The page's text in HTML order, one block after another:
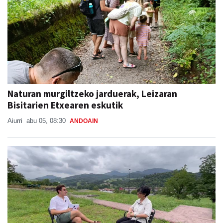
Naturan murgiltzeko jarduerak, Leizaran
Bisitarien Etxearen eskutik
Aiurri abu 05, 08:30 ANDOAIN